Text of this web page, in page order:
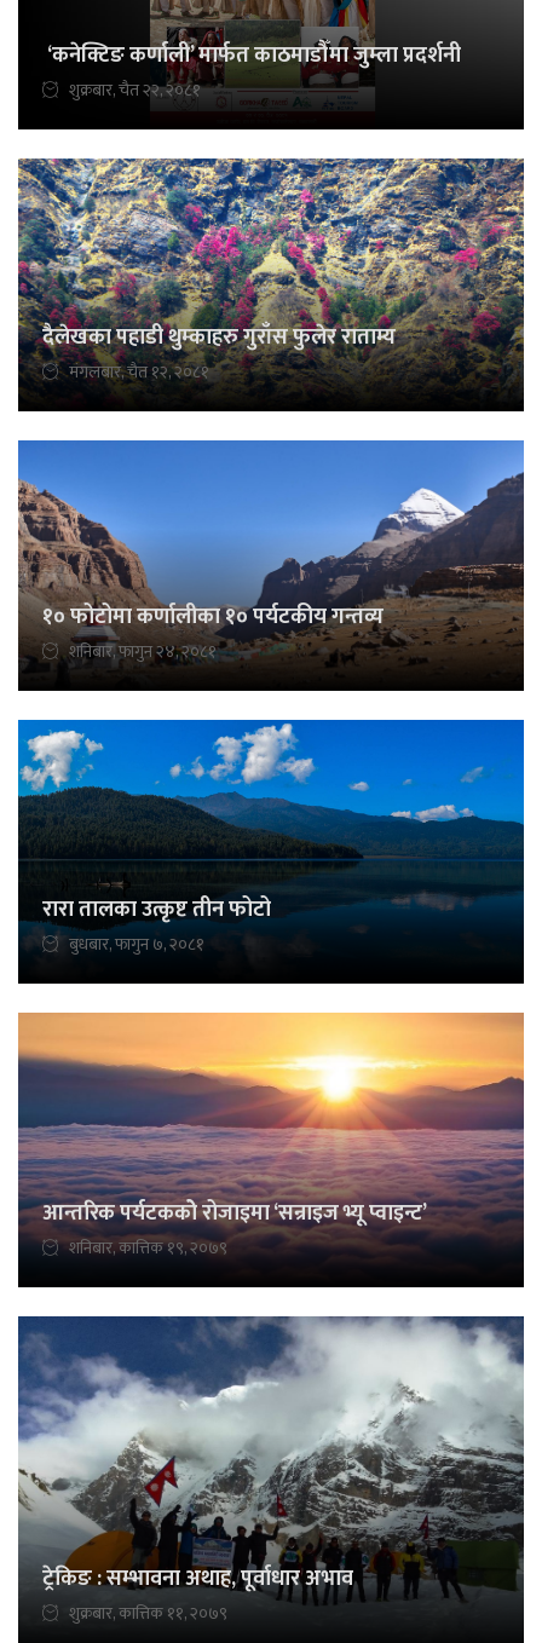
‘कनेक्टिङ कर्णाली’ मार्फत काठमाडौँमा जुम्ला प्रदर्शनी
शुक्रबार, चैत २२, २०८१
दैलेखका पहाडी थुम्काहरु गुराँस फुलेर राताम्य
मंगलबार, चैत १२, २०८१
१० फोटोमा कर्णालीका १० पर्यटकीय गन्तव्य
शनिबार, फागुन २४, २०८१
रारा तालका उत्कृष्ट तीन फोटो
बुधबार, फागुन ७, २०८१
आन्तरिक पर्यटककोे रोजाइमा ‘सन्राइज भ्यू प्वाइन्ट’
शनिबार, कात्तिक १९, २०७९
ट्रेकिङ : सम्भावना अथाह, पूर्वाधार अभाव
शुक्रबार, कात्तिक ११, २०७९